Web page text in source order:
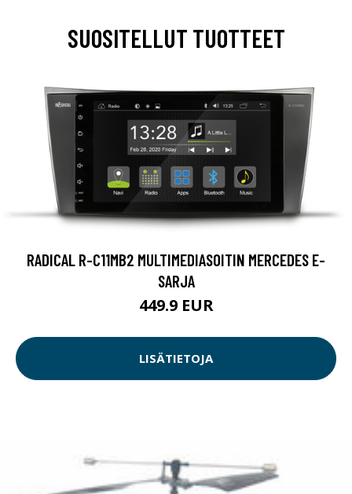
SUOSITELLUT TUOTTEET
RADICAL R-C11MB2 MULTIMEDIASOITIN MERCEDES E-
SARJA
449.9 EUR
LISÄTIETOJA